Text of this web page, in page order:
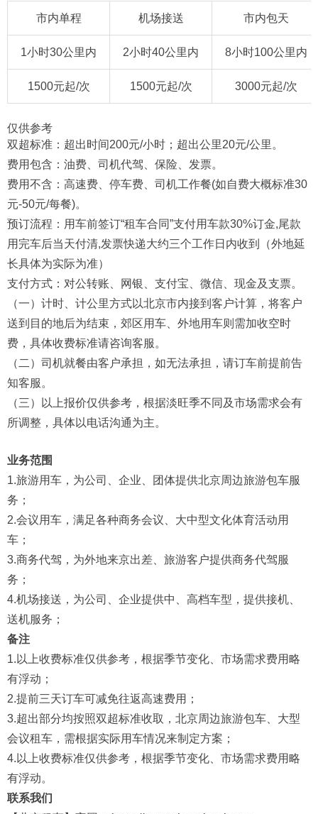
市内单程 机场接送 市内包天
1小时30公里内 2小时40公里内 8小时100公里内
1500元起/次 1500元起/次 3000元起/次
仅供参考
双超标准：超出时间200元/小时；超出公里20元/公里。
费用包含：油费、司机代驾、保险、发票。
费用不含：高速费、停车费、司机工作餐(如自费大概标准30
元-50元/每餐)。
预订流程：用车前签订“租车合同”支付用车款30%订金,尾款
用完车后当天付清,发票快递大约三个工作日内收到（外地延
长具体为实际为准）
支付方式：对公转账、网银、支付宝、微信、现金及支票。
（一）计时、计公里方式以北京市内接到客户计算，将客户
送到目的地后为结束，郊区用车、外地用车则需加收空时
费，具体收费标准请咨询客服。
（二）司机就餐由客户承担，如无法承担，请订车前提前告
知客服。
（三）以上报价仅供参考，根据淡旺季不同及市场需求会有
所调整，具体以电话沟通为主。
业务范围
1.旅游用车，为公司、企业、团体提供北京周边旅游包车服
务；
2.会议用车，满足各种商务会议、大中型文化体育活动用
车；
3.商务代驾，为外地来京出差、旅游客户提供商务代驾服
务；
4.机场接送，为公司、企业提供中、高档车型，提供接机、
送机服务；
备注
1.以上收费标准仅供参考，根据季节变化、市场需求费用略
有浮动；
2.提前三天订车可减免往返高速费用；
3.超出部分均按照双超标准收取，北京周边旅游包车、大型
会议租车，需根据实际用车情况来制定方案；
4.以上收费标准仅供参考，根据季节变化、市场需求费用略
有浮动。
联系我们